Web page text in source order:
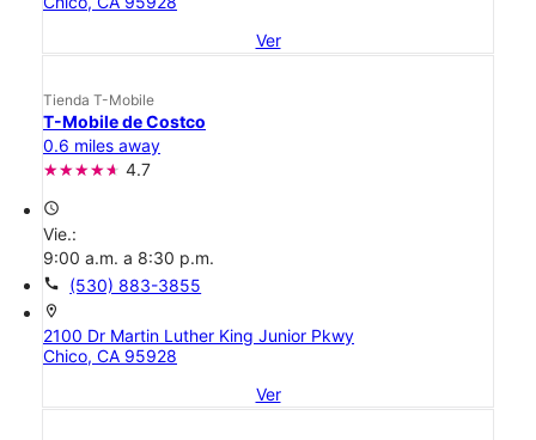
Ver
Tienda T-Mobile
T-Mobile de Costco
0.6 miles away
4.7
access_time
Vie.:
9:00 a.m. a 8:30 p.m.
call (530) 883-3855
location_on
2100 Dr Martin Luther King Junior Pkwy
Chico, CA 95928
Ver